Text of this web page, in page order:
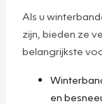
Als u
zijn, bieden ze
belangrijkste
en